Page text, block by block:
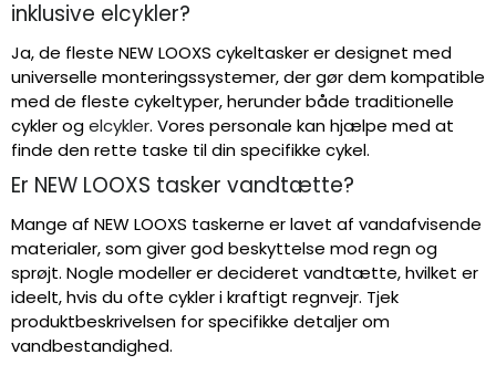
inklusive elcykler?
Ja, de fleste NEW LOOXS cykeltasker er designet med
universelle monteringssystemer, der gør dem kompatible
med de fleste cykeltyper, herunder både traditionelle
cykler ogelcykler. Vores personale kan hjælpe med at
finde den rette taske til din specifikke cykel.
Er NEW LOOXS tasker vandtætte?
Mange af NEW LOOXS taskerne er lavet af vandafvisende
materialer, som giver god beskyttelse mod regn og
sprøjt. Nogle modeller er decideret vandtætte, hvilket er
ideelt, hvis du ofte cykler i kraftigt regnvejr. Tjek
produktbeskrivelsen for specifikke detaljer om
vandbestandighed.